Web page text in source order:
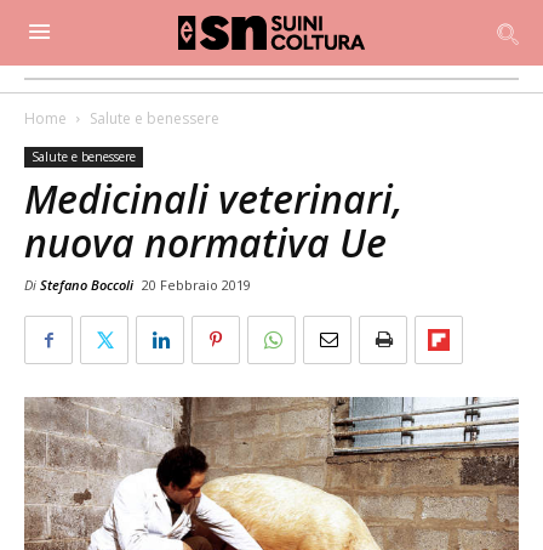
Home Salute e benessere
Salute e benessere
Medicinali veterinari,
nuova normativa Ue
Di Stefano Boccoli 20 Febbraio 2019